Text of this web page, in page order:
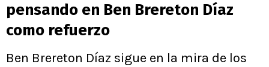
pensando en Ben Brereton Díaz
como refuerzo
Ben Brereton Díaz sigue en la mira de los